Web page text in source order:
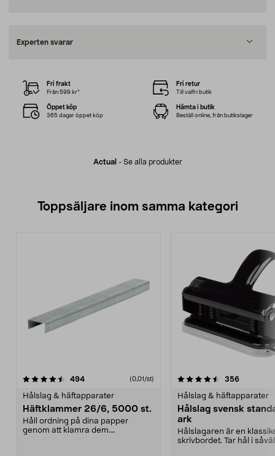
Experten svarar
Actual - Se alla produkter
Fri frakt
Från 599 kr*
Fri retur
Till valfri butik
Öppet köp
365 dagar öppet köp
Hämta i butik
Beställ online, från butikslager
Toppsäljare inom samma kategori
494recensioner (0,01/st)
Hålslag & häftapparater
Häftklammer 26/6, 5000 st.
Håll ordning på dina papper
genom att klamra dem.
4.5 av 5 stjärnor 356
Hålslag & häftapparater
Hålslag svensk
ark
Hålslagaren är en
skrivbordet. Tar hål i
4.5 av 5 stjärnor